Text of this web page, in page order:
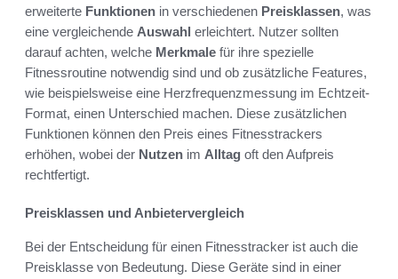
erweiterte Funktionen in verschiedenen Preisklassen, was
eine vergleichende Auswahl erleichtert. Nutzer sollten
darauf achten, welche Merkmale für ihre spezielle
Fitnessroutine notwendig sind und ob zusätzliche Features,
wie beispielsweise eine Herzfrequenzmessung im Echtzeit-
Format, einen Unterschied machen. Diese zusätzlichen
Funktionen können den Preis eines Fitnesstrackers
erhöhen, wobei der Nutzen im Alltag oft den Aufpreis
rechtfertigt.
Preisklassen und Anbietervergleich
Bei der Entscheidung für einen Fitnesstracker ist auch die
Preisklasse von Bedeutung. Diese Geräte sind in einer